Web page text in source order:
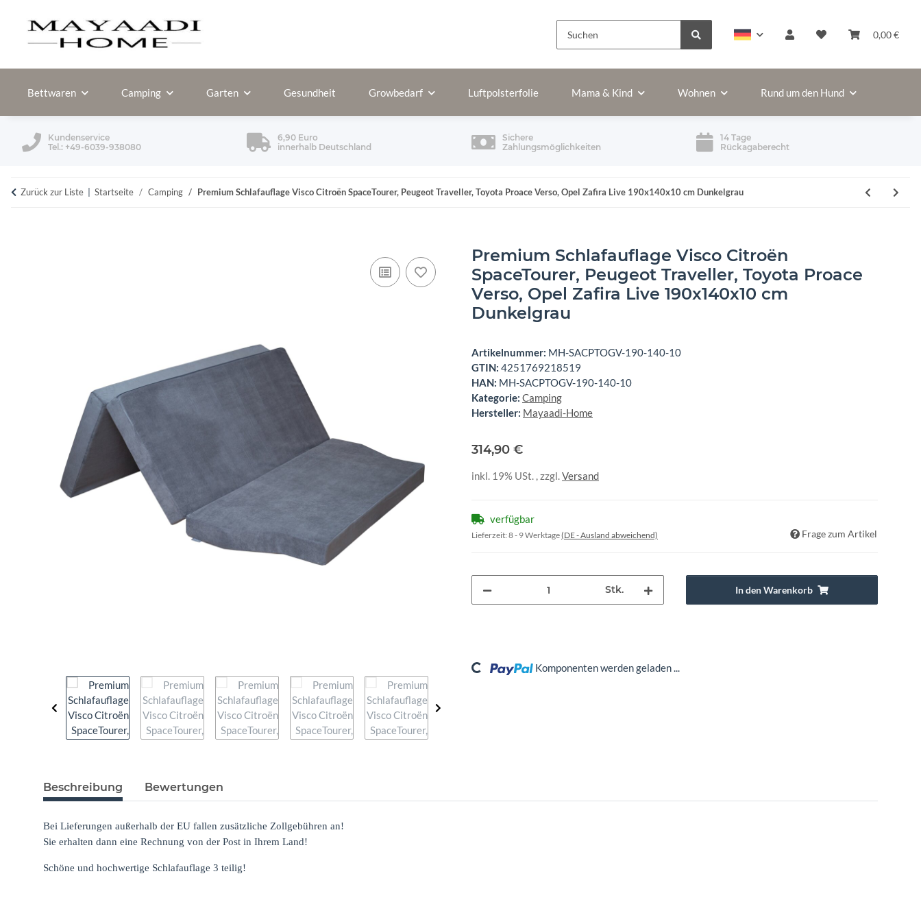
0,00 €
Bettwaren Camping Garten Gesundheit Growbedarf Luftpolsterfolie Mama & Kind Wohnen Rund um den Hund
Kundenservice
Tel.: +49-6039-938080
6,90 Euro
innerhalb Deutschland
Sichere
Zahlungsmöglichkeiten
14 Tage
Rückagaberecht
Zurück zur Liste Startseite Camping Premium Schlafauflage Visco Citroën SpaceTourer, Peugeot Traveller, Toyota Proace Verso, Opel Zafira Live 190x140x10 cm Dunkelgrau
Premium Schlafauflage Visco Citroën
SpaceTourer, Peugeot Traveller, Toyota Proace
Verso, Opel Zafira Live 190x140x10 cm
Dunkelgrau
Artikelnummer: MH-SACPTOGV-190-140-10
GTIN: 4251769218519
HAN: MH-SACPTOGV-190-140-10
Kategorie: Camping
Hersteller: Mayaadi-Home
314,90 €
inkl. 19% USt. , zzgl.Versand
verfügbar
Lieferzeit: 8 - 9 Werktage(DE - Ausland abweichend) Frage zum Artikel
Stk. In den Warenkorb
Loading... Komponenten werden geladen ...
Beschreibung Bewertungen
Bei Lieferungen außerhalb der EU fallen zusätzliche Zollgebühren an!
Sie erhalten dann eine Rechnung von der Post in Ihrem Land!
Schöne und hochwertige Schlafauflage 3 teilig!